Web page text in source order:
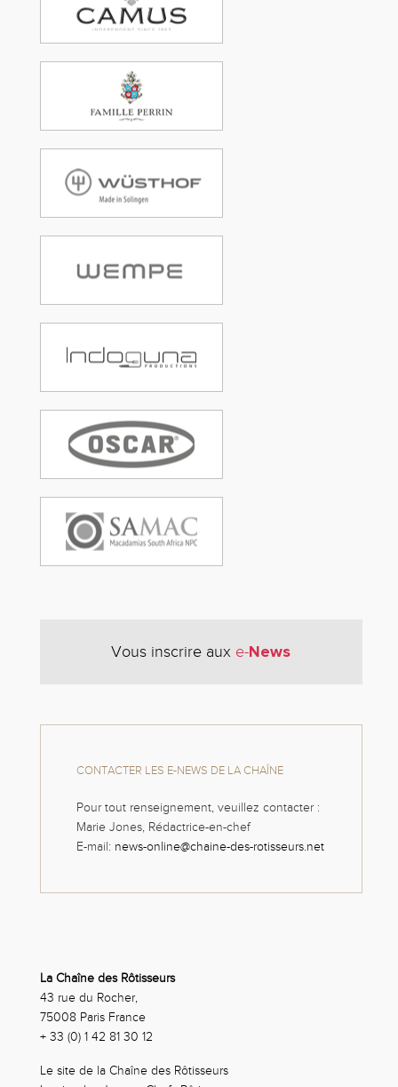
Vous inscrire aux e-News
CONTACTER LES E-NEWS DE LA CHAÎNE
Pour tout renseignement, veuillez contacter :
Marie Jones, Rédactrice-en-chef
E-mail: news-online@chaine-des-rotisseurs.net
La Chaîne des Rôtisseurs
43 rue du Rocher,
75008 Paris France
+ 33 (0) 1 42 81 30 12
Le site de la Chaîne des Rôtisseurs